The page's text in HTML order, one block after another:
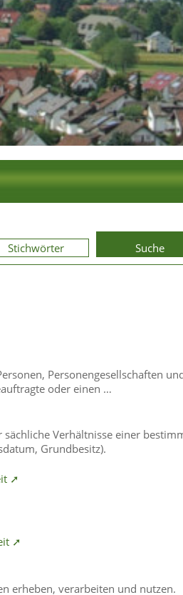
Stichwörter Suche
Personengesellschaften
oder einen …
Verhältnisse einer
Grundbesitz).
➚
➚
erheben, verarbeiten und nutzen.